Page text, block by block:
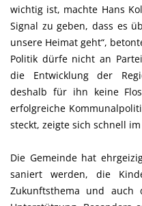
wichtig ist, machte Hans
Signal zu geben, dass es
unsere Heimat geht“,
Politik dürfe nicht an
die Entwicklung der
deshalb für ihn keine
erfolgreiche
steckt, zeigte sich schnell
Die Gemeinde hat
saniert werden, die
Zukunftsthema und auch